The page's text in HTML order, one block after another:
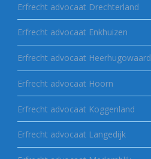
Erfrecht advocaat Drechterland
Erfrecht advocaat Enkhuizen
Erfrecht advocaat Heerhugowaard
Erfrecht advocaat Hoorn
Erfrecht advocaat Koggenland
Erfrecht advocaat Langedijk